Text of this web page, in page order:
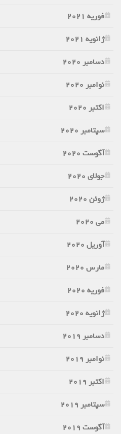
فوریه 2021
ژانویه 2021
دسامبر 2020
نوامبر 2020
اکتبر 2020
سپتامبر 2020
آگوست 2020
جولای 2020
ژوئن 2020
می 2020
آوریل 2020
مارس 2020
فوریه 2020
ژانویه 2020
دسامبر 2019
نوامبر 2019
اکتبر 2019
سپتامبر 2019
آگوست 2019